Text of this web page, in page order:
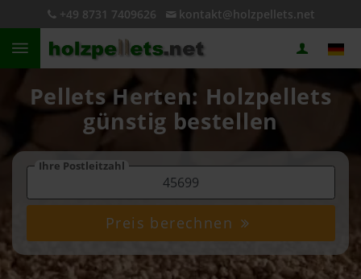
+49 8731 7409626 kontakt@holzpellets.net
Pellets Herten: Holzpellets
günstig bestellen
Ihre Postleitzahl
Preis berechnen